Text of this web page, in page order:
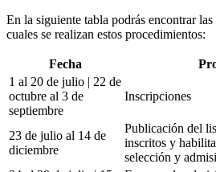
En la siguiente tabla podrás encontrar las
cuales se realizan estos procedimientos:
Fecha
1 al 20 de julio | 22 de
octubre al 3 de
septiembre
Inscripciones
23 de julio al 14 de
diciembre
Publicación del
inscritos y
selección y